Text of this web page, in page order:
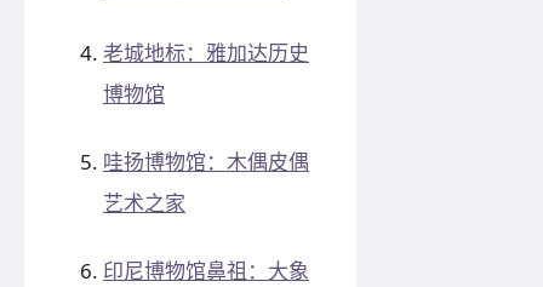
老城地标：雅加达历史
博物馆
哇扬博物馆：木偶皮偶
艺术之家
印尼博物馆鼻祖：大象